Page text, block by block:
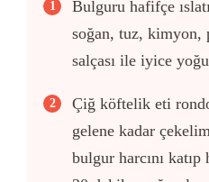
Bulguru hafifçe
soğan, tuz, kimyon,
salçası ile iyice
Çiğ köftelik eti
gelene kadar
bulgur harcını